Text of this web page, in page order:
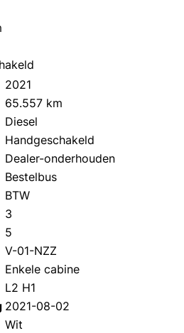
2021
65.557 km
Diesel
Handgeschakeld
Dealer-onderhouden
Bestelbus
BTW
3
5
V-01-NZZ
Enkele cabine
L2 H1
2021-08-02
Wit